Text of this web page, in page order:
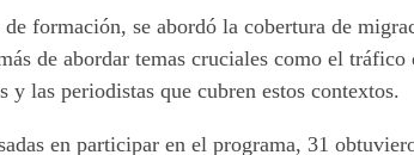
de formación, se abordó la cobertura de
de abordar temas cruciales como el
y las periodistas que cubren estos contextos.
en participar en el programa, 31